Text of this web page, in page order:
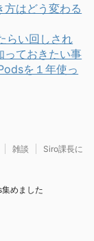
方はどう変わる
らい回しされ
っておきたい事
を１年使っ
雑談
Siro課長に
めました